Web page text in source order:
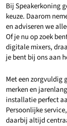
Bij Speakerkoning
keuze. Daarom
en adviseren we
Of je nu op zoek
digitale mixers,
je bent bij ons aan
Met een zorgvuldig
merken en
installatie perfect
Persoonlijke
daarbij altijd